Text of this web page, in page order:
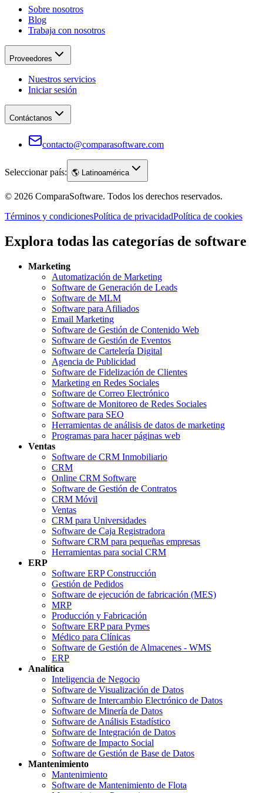
Sobre nosotros
Blog
Trabaja con nosotros
Proveedores
Nuestros servicios
Iniciar sesión
Contáctanos
contacto@comparasoftware.com
Seleccionar país: 🌎 Latinoamérica
© 2026 ComparaSoftware. Todos los derechos reservados.
Términos y condicionesPolítica de privacidadPolítica de cookies
Explora todas las categorías de software
Marketing
Automatización de Marketing
Software de Generación de Leads
Software de MLM
Software para Afiliados
Email Marketing
Software de Gestión de Contenido Web
Software de Gestión de Eventos
Software de Cartelería Digital
Agencia de Publicidad
Software de Fidelización de Clientes
Marketing en Redes Sociales
Software de Correo Electrónico
Software de Monitoreo de Redes Sociales
Software para SEO
Herramientas de análisis de datos de marketing
Programas para hacer páginas web
Ventas
Software de CRM Inmobiliario
CRM
Online CRM Software
Software de Gestión de Contratos
CRM Móvil
Ventas
CRM para Universidades
Software de Caja Registradora
Software CRM para pequeñas empresas
Herramientas para social CRM
ERP
Software ERP Construcción
Gestión de Pedidos
Software de ejecución de fabricación (MES)
MRP
Producción y Fabricación
Software ERP para Pymes
Médico para Clínicas
Software de Gestión de Almacenes - WMS
ERP
Analítica
Inteligencia de Negocio
Software de Visualización de Datos
Software de Intercambio Electrónico de Datos
Software de Minería de Datos
Software de Análisis Estadístico
Software de Integración de Datos
Software de Impacto Social
Software de Gestión de Base de Datos
Mantenimiento
Mantenimiento
Software de Mantenimiento de Flota